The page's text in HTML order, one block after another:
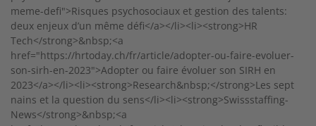
meme-defi">Risques psychosociaux et gestion des talents:
deux enjeux d’un même défi</a></li><li><strong>HR
Tech</strong>&nbsp;<a
href="https://hrtoday.ch/fr/article/adopter-ou-faire-evoluer-
son-sirh-en-2023">Adopter ou faire évoluer son SIRH en
2023</a></li><li><strong>Research&nbsp;</strong>Les sept
nains et la question du sens</li><li><strong>Swissstaffing-
News</strong>&nbsp;<a